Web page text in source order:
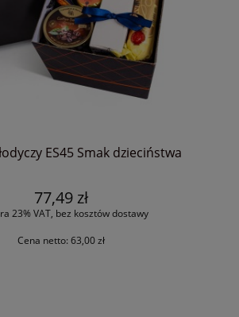
ES45 Smak dzieciństwa
77,49 zł
23% VAT, bez kosztów dostawy
Cena netto: 63,00 zł